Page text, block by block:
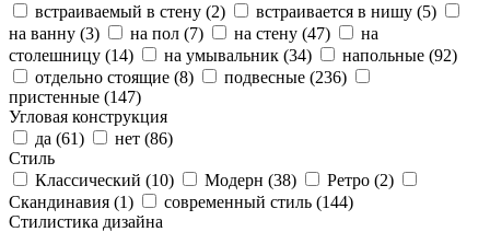
встраиваемый в стену (2) встраивается в нишу (5)
на ванну (3) на пол (7) на стену (47)
на
столешницу (14) на умывальник (34) напольные (92)
отдельно стоящие (8) подвесные (236)
пристенные (147)
Угловая конструкция
да (61) нет (86)
Стиль
Классический (10) Модерн (38) Ретро (2)
Скандинавия (1) современный стиль (144)
Стилистика дизайна